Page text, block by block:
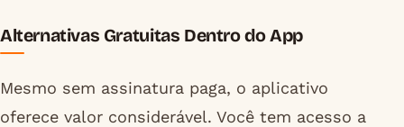
Alternativas Gratuitas Dentro do App
Mesmo sem assinatura paga, o aplicativo
oferece valor considerável. Você tem acesso a